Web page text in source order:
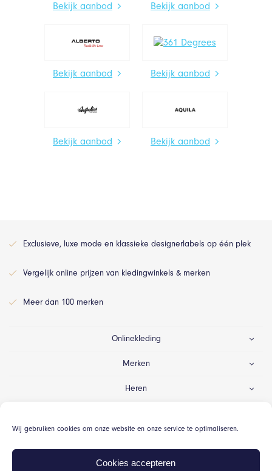
Wij gebruiken cookies om onze website en onze service te optimaliseren.
Cookies accepteren
Bekijk aanbod Bekijk aanbod
Bekijk aanbod Bekijk aanbod
Bekijk aanbod Bekijk aanbod
Exclusieve, luxe mode en klassieke designerlabels op één plek
Vergelijk online prijzen van kledingwinkels & merken
Meer dan 100 merken
Onlinekleding
Merken
Heren